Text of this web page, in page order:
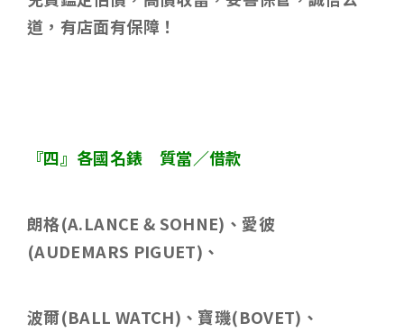
道，有店面有保障！
『四』各國名錶 質當／借款
朗格(A.LANCE & SOHNE) 、愛彼
(AUDEMARS PIGUET) 、
波爾(BALL WATCH) 、寶璣(BOVET) 、